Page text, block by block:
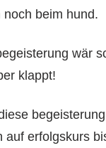
beim hund.
wär
klappt!
auf erfolgskurs